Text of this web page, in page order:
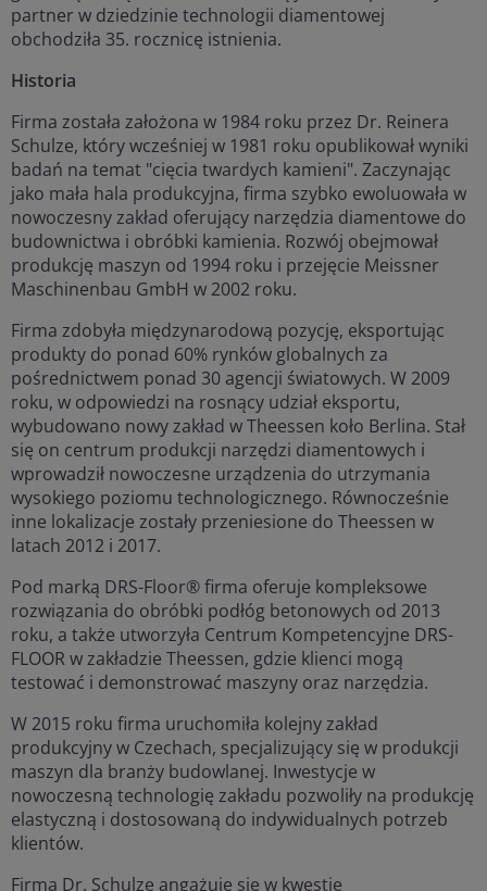
partner w dziedzinie technologii diamentowej
obchodziła 35. rocznicę istnienia.
Historia
Firma została założona w 1984 roku przez Dr. Reinera
Schulze, który wcześniej w 1981 roku opublikował wyniki
badań na temat "cięcia twardych kamieni". Zaczynając
jako mała hala produkcyjna, firma szybko ewoluowała w
nowoczesny zakład oferujący narzędzia diamentowe do
budownictwa i obróbki kamienia. Rozwój obejmował
produkcję maszyn od 1994 roku i przejęcie Meissner
Maschinenbau GmbH w 2002 roku.
Firma zdobyła międzynarodową pozycję, eksportując
produkty do ponad 60% rynków globalnych za
pośrednictwem ponad 30 agencji światowych. W 2009
roku, w odpowiedzi na rosnący udział eksportu,
wybudowano nowy zakład w Theessen koło Berlina. Stał
się on centrum produkcji narzędzi diamentowych i
wprowadził nowoczesne urządzenia do utrzymania
wysokiego poziomu technologicznego. Równocześnie
inne lokalizacje zostały przeniesione do Theessen w
latach 2012 i 2017.
Pod marką DRS-Floor® firma oferuje kompleksowe
rozwiązania do obróbki podłóg betonowych od 2013
roku, a także utworzyła Centrum Kompetencyjne DRS-
FLOOR w zakładzie Theessen, gdzie klienci mogą
testować i demonstrować maszyny oraz narzędzia.
W 2015 roku firma uruchomiła kolejny zakład
produkcyjny w Czechach, specjalizujący się w produkcji
maszyn dla branży budowlanej. Inwestycje w
nowoczesną technologię zakładu pozwoliły na produkcję
elastyczną i dostosowaną do indywidualnych potrzeb
klientów.
Firma Dr. Schulze angażuje się w kwestie